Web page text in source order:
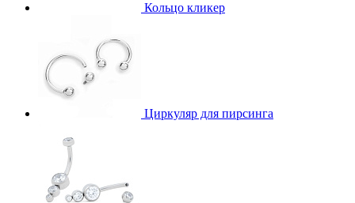
Кольцо кликер
Циркуляр для пирсинга